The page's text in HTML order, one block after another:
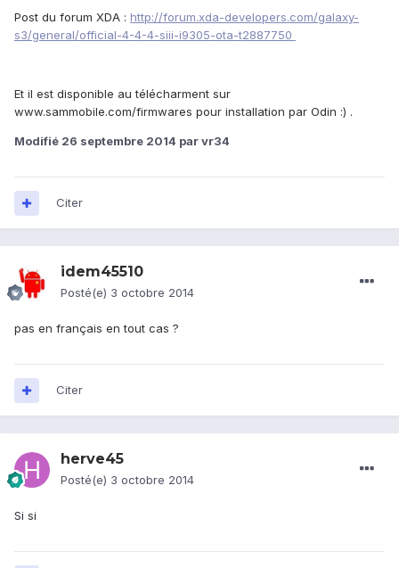
Post du forum XDA : http://forum.xda-developers.com/galaxy-
s3/general/official-4-4-4-siii-i9305-ota-t2887750
Et il est disponible au télécharment sur
www.sammobile.com/firmwares pour installation par Odin :) .
Modifié 26 septembre 2014 par vr34
Citer
idem45510
Posté(e) 3 octobre 2014
pas en français en tout cas ?
Citer
herve45
Posté(e) 3 octobre 2014
Si si